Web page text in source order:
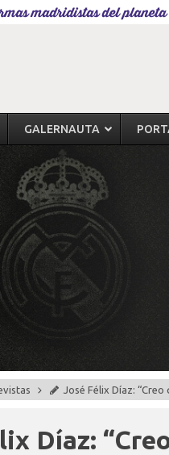
madridistas del planeta
GALERNAUTA
José Félix Díaz: “Creo
Díaz: